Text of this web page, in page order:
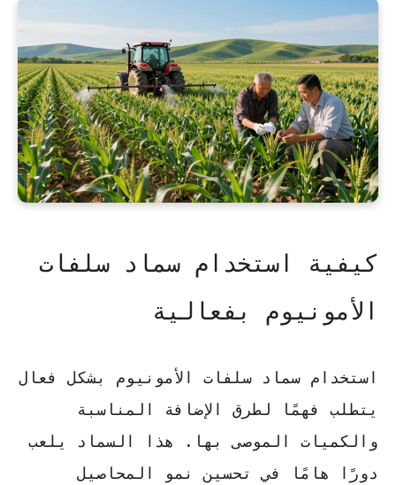
كيفية استخدام سماد سلفات
الأمونيوم بفعالية
استخدام سماد سلفات الأمونيوم بشكل فعال
يتطلب فهمًا لطرق الإضافة المناسبة
والكميات الموصى بها. هذا السماد يلعب
دورًا هامًا في تحسين نمو المحاصيل